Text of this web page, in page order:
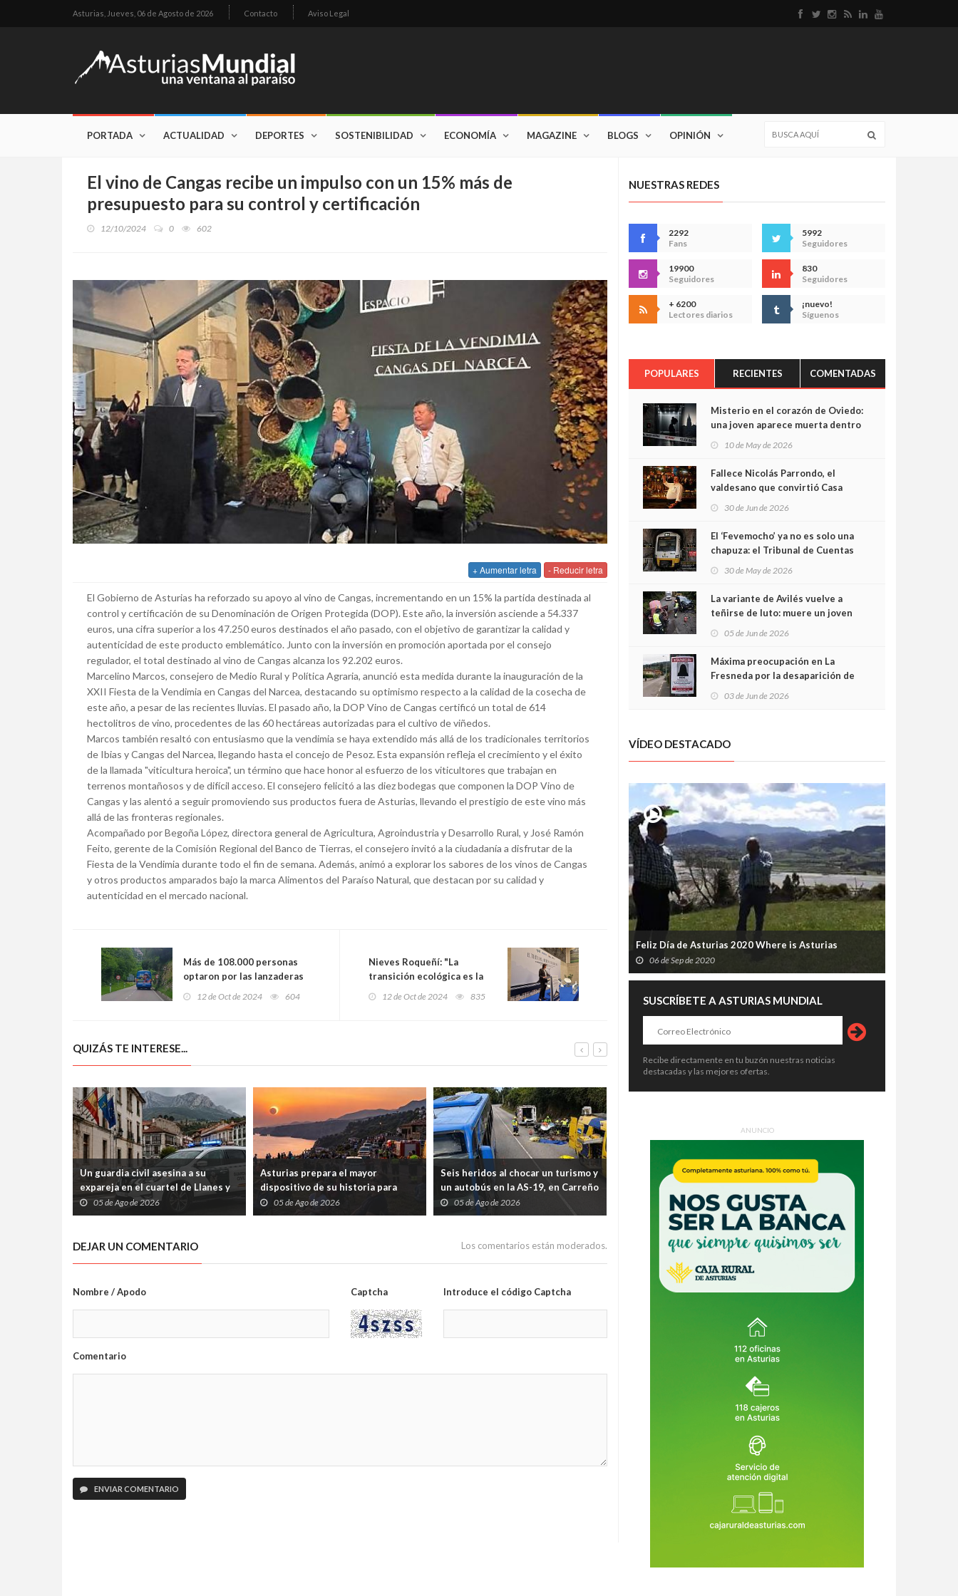
Asturias, Jueves, 06 de Agosto de 2026 Contacto Aviso Legal
PORTADA ACTUALIDAD DEPORTES SOSTENIBILIDAD ECONOMÍA MAGAZINE BLOGS OPINIÓN
El vino de Cangas recibe un impulso con un 15% más de
presupuesto para su control y certificación
12/10/2024 0 602
+ Aumentar letra - Reducir letra
El Gobierno de Asturias ha reforzado su apoyo al vino de Cangas, incrementando en un 15% la partida destinada al
control y certificación de su Denominación de Origen Protegida (DOP). Este año, la inversión asciende a 54.337
euros, una cifra superior a los 47.250 euros destinados el año pasado, con el objetivo de garantizar la calidad y
autenticidad de este producto emblemático. Junto con la inversión en promoción aportada por el consejo
regulador, el total destinado al vino de Cangas alcanza los 92.202 euros.
Marcelino Marcos, consejero de Medio Rural y Política Agraria, anunció esta medida durante la inauguración de la
XXII Fiesta de la Vendimia en Cangas del Narcea, destacando su optimismo respecto a la calidad de la cosecha de
este año, a pesar de las recientes lluvias. El pasado año, la DOP Vino de Cangas certificó un total de 614
hectolitros de vino, procedentes de las 60 hectáreas autorizadas para el cultivo de viñedos.
Marcos también resaltó con entusiasmo que la vendimia se haya extendido más allá de los tradicionales territorios
de Ibias y Cangas del Narcea, llegando hasta el concejo de Pesoz. Esta expansión refleja el crecimiento y el éxito
de la llamada "viticultura heroica", un término que hace honor al esfuerzo de los viticultores que trabajan en
terrenos montañosos y de difícil acceso. El consejero felicitó a las diez bodegas que componen la DOP Vino de
Cangas y las alentó a seguir promoviendo sus productos fuera de Asturias, llevando el prestigio de este vino más
allá de las fronteras regionales.
Acompañado por Begoña López, directora general de Agricultura, Agroindustria y Desarrollo Rural, y José Ramón
Feito, gerente de la Comisión Regional del Banco de Tierras, el consejero invitó a la ciudadanía a disfrutar de la
Fiesta de la Vendimia durante todo el fin de semana. Además, animó a explorar los sabores de los vinos de Cangas
y otros productos amparados bajo la marca Alimentos del Paraíso Natural, que destacan por su calidad y
autenticidad en el mercado nacional.
Más de 108.000 personas
optaron por las lanzaderas
sostenibles a reservas de la
12 de Oct de 2024 604
Nieves Roqueñí: "La
transición ecológica es la
clave para reindustrializar
12 de Oct de 2024 835
QUIZÁS TE INTERESE...
Un guardia civil asesina a su
expareja en el cuartel de Llanes y
muere tras un tiroteo con otros
agentes
05 de Ago de 2026
Asturias prepara el mayor
dispositivo de su historia para
contemplar el eclipse total del 12
de agosto
05 de Ago de 2026
Seis heridos al chocar un turismo y
un autobús en la AS-19, en Carreño
05 de Ago de 2026
Cuatro jóvenes mostrarán en la
FIDMA cómo el voluntariado puede
transformar Asturias
04 de Ago de 2026
Avilés abre una nueva vía para que
sus pymes conviertan la
sostenibilidad en una ventaja
competitiva
DEJAR UN COMENTARIO Los comentarios están moderados.
Nombre / Apodo Captcha Introduce el código Captcha
Comentario
ENVIAR COMENTARIO
NUESTRAS REDES
2292
Fans
5992
Seguidores
19900
Seguidores
830
Seguidores
+ 6200
Lectores diarios
¡nuevo!
Síguenos
POPULARES RECIENTES COMENTADAS
Misterio en el corazón de Oviedo:
una joven aparece muerta dentro
cámaras captan sus últimos
minutos
10 de May de 2026
Fallece Nicolás Parrondo, el
valdesano que convirtió Casa
30 de Jun de 2026
El ‘Fevemocho’ ya no es solo una
chapuza: el Tribunal de Cuentas
sobrecoste de los trenes que no
cabían por los túneles
30 de May de 2026
La variante de Avilés vuelve a
teñirse de luto: muere un joven
05 de Jun de 2026
Máxima preocupación en La
Fresneda por la desaparición de
03 de Jun de 2026
VÍDEO DESTACADO
Feliz Día de Asturias 2020 Where is Asturias
06 de Sep de 2020
SUSCRÍBETE A ASTURIAS MUNDIAL
Recibe directamente en tu buzón nuestras noticias
destacadas y las mejores ofertas.
ANUNCIO